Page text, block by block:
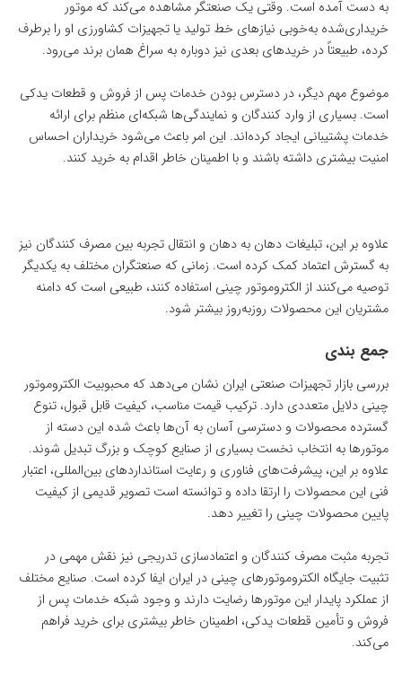
به دست آمده است. وقتی یک صنعتگر مشاهده می‌کند که موتور
خریداری‌شده به‌خوبی نیازهای خط تولید یا تجهیزات کشاورزی او را برطرف
کرده، طبیعتاً در خریدهای بعدی نیز دوباره به سراغ همان برند می‌رود.
موضوع مهم دیگر، در دسترس بودن خدمات پس از فروش و قطعات یدکی
است. بسیاری از وارد کنندگان و نمایندگی‌ها شبکه‌ای منظم برای ارائه
خدمات پشتیبانی ایجاد کرده‌اند. این امر باعث می‌شود خریداران احساس
امنیت بیشتری داشته باشند و با اطمینان خاطر اقدام به خرید کنند.
علاوه بر این، تبلیغات دهان ‌به‌ دهان و انتقال تجربه بین مصرف ‌کنندگان نیز
به گسترش اعتماد کمک کرده است. زمانی که صنعتگران مختلف به یکدیگر
توصیه می‌کنند از الکتروموتور چینی استفاده کنند، طبیعی است که دامنه
مشتریان این محصولات روزبه‌روز بیشتر شود.
جمع ‌بندی
بررسی بازار تجهیزات صنعتی ایران نشان می‌دهد که محبوبیت الکتروموتور
چینی دلایل متعددی دارد. ترکیب قیمت مناسب، کیفیت قابل قبول، تنوع
گسترده محصولات و دسترسی آسان به آن‌ها باعث شده این دسته از
موتورها به انتخاب نخست بسیاری از صنایع کوچک و بزرگ تبدیل شوند.
علاوه بر این، پیشرفت‌های فناوری و رعایت استانداردهای بین‌المللی، اعتبار
فنی این محصولات را ارتقا داده و توانسته است تصویر قدیمی از کیفیت
پایین محصولات چینی را تغییر دهد.
تجربه مثبت مصرف ‌کنندگان و اعتمادسازی تدریجی نیز نقش مهمی در
تثبیت جایگاه الکتروموتورهای چینی در ایران ایفا کرده است. صنایع مختلف
از عملکرد پایدار این موتورها رضایت دارند و وجود شبکه خدمات پس از
فروش و تأمین قطعات یدکی، اطمینان خاطر بیشتری برای خرید فراهم
می‌کند.